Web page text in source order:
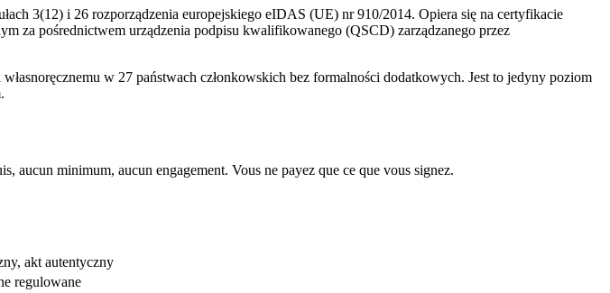
3(12) i 26 rozporządzenia europejskiego eIDAS (UE) nr 910/2014. Opiera się na certyfikacie
za pośrednictwem urządzenia podpisu kwalifikowanego (QSCD) zarządzanego przez
w 27 państwach członkowskich bez formalności dodatkowych. Jest to jedyny poziom
aucun minimum, aucun engagement. Vous ne payez que ce que vous signez.
akt autentyczny
regulowane